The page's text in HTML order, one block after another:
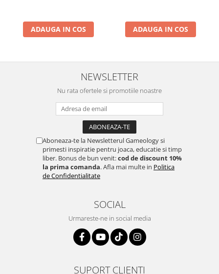
ADAUGA IN COS ADAUGA IN COS
NEWSLETTER
Nu rata ofertele si promotiile noastre
Aboneaza-te la Newsletterul Gameology si
primesti inspiratie pentru joaca, educatie si timp
liber. Bonus de bun venit:cod de discount 10%
la prima comanda. Afla mai multe in Politica
de Confidentialitate
SOCIAL
Urmareste-ne in social media
SUPORT CLIENTI